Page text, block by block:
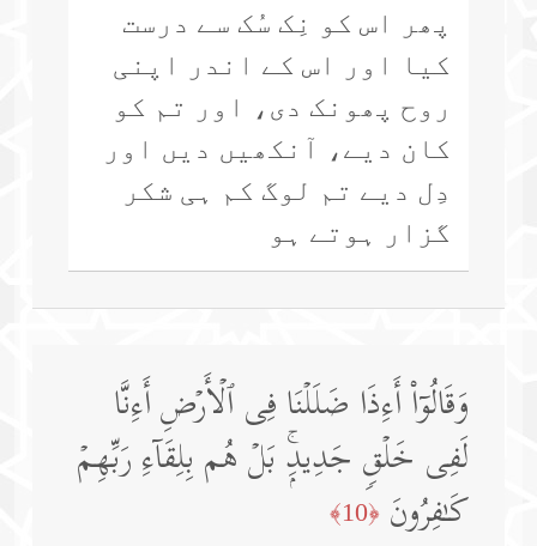
پھر اس کو نِک سُک سے درست
کیا اور اس کے اندر اپنی
روح پھونک دی، اور تم کو
کان دیے، آنکھیں دیں اور
دِل دیے تم لوگ کم ہی شکر
گزار ہوتے ہو
وَقَالُوۤا۟ أَءِذَا ضَلَلۡنَا فِی ٱلۡأَرۡضِ أَءِنَّا
لَفِی خَلۡقࣲ جَدِیدِۭۚ بَلۡ هُم بِلِقَاۤءِ رَبِّهِمۡ
كَـٰفِرُونَ ﴿10﴾